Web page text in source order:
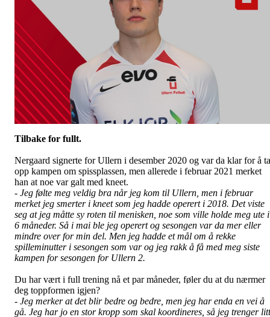
Tilbake for fullt.
Nergaard signerte for Ullern i desember 2020 og var da klar for å ta
opp kampen om spissplassen, men allerede i februar 2021 merket
han at noe var galt med kneet.
- Jeg følte meg veldig bra når jeg kom til Ullern, men i februar
merket jeg smerter i kneet som jeg hadde operert i 2018. Det viste
seg at jeg måtte sy roten til menisken, noe som ville holde meg ute i
6 måneder. Så i mai ble jeg operert og sesongen var da mer eller
mindre over for min del. Men jeg hadde et mål om å rekke
spilleminutter i sesongen som var og jeg rakk å få med meg siste
kampen for sesongen for Ullern 2.
Du har vært i full trening nå et par måneder, føler du at du nærmer
deg toppformen igjen?
- Jeg merker at det blir bedre og bedre, men jeg har enda en vei å
gå. Jeg har jo en stor kropp som skal koordineres, så jeg trenger litt